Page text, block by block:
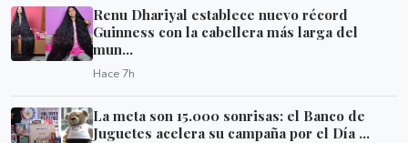
Renu Dhariyal establece nuevo récord
Guinness con la cabellera más larga del
mun...
Hace 7h
La meta son 15.000 sonrisas: el Banco de
Juguetes acelera su campaña por el Día ...